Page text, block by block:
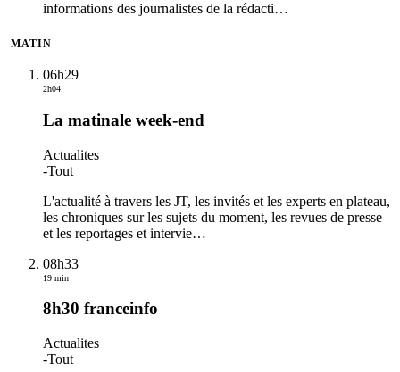
informations des journalistes de la rédacti…
MATIN
06h29
2h04
La matinale week-end
Actualites
-Tout
L'actualité à travers les JT, les invités et les experts en plateau,
les chroniques sur les sujets du moment, les revues de presse
et les reportages et intervie…
08h33
19 min
8h30 franceinfo
Actualites
-Tout